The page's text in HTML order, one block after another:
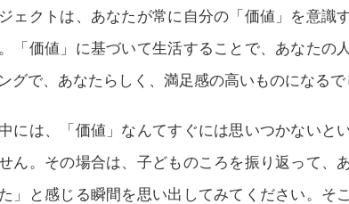
ェクトは、あなたが常に自分の「価値」を意識
「価値」に基づいて生活することで、あなたの
グで、あなたらしく、満足感の高いものになるで
には、「価値」なんてすぐには思いつかないと
ん。その場合は、子どものころを振り返って、
」と感じる瞬間を思い出してみてください。そ